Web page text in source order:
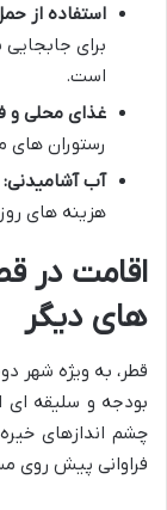
استفاده از
برای
است.
غذای محلی و
رستوران های
آب آشامیدنی:
هزینه های
اقامت در
های دیگر
قطر، به ویژه شهر
بودجه و سلیقه ای
چشم اندازهای
فراوانی پیش روی